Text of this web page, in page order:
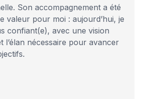
Son accompagnement a été
valeur pour moi : aujourd’hui, je
confiant(e), avec une vision
l’élan nécessaire pour avancer